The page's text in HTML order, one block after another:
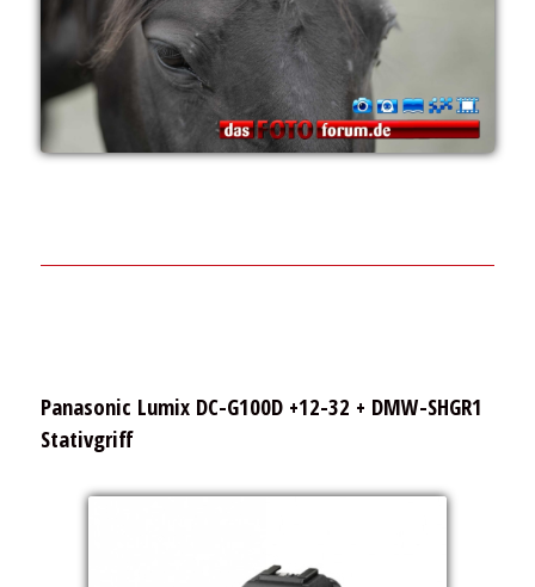
Panasonic Lumix DC-G100D +12-32 + DMW-SHGR1
Stativgriff